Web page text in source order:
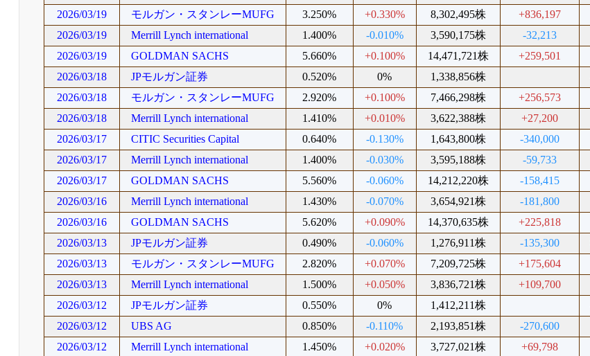
2026/03/19
モルガン・スタンレーMUFG 3.250% +0.330% 8,302,495株
+836,197
2026/03/19
Merrill Lynch international 1.400% -0.010% 3,590,175株
-32,213
2026/03/19
GOLDMAN SACHS 5.660% +0.100% 14,471,721株
+259,501
2026/03/18
JPモルガン証券 0.520% 0% 1,338,856株
2026/03/18
モルガン・スタンレーMUFG 2.920% +0.100% 7,466,298株
+256,573
2026/03/18
Merrill Lynch international 1.410% +0.010% 3,622,388株
+27,200
2026/03/17
CITIC Securities Capital 0.640% -0.130% 1,643,800株
-340,000
2026/03/17
Merrill Lynch international 1.400% -0.030% 3,595,188株
-59,733
2026/03/17
GOLDMAN SACHS 5.560% -0.060% 14,212,220株
-158,415
2026/03/16
Merrill Lynch international 1.430% -0.070% 3,654,921株
-181,800
2026/03/16
GOLDMAN SACHS 5.620% +0.090% 14,370,635株
+225,818
2026/03/13
JPモルガン証券 0.490% -0.060% 1,276,911株 -135,300
2026/03/13
モルガン・スタンレーMUFG 2.820% +0.070% 7,209,725株
+175,604
2026/03/13
Merrill Lynch international 1.500% +0.050% 3,836,721株
+109,700
2026/03/12
JPモルガン証券 0.550% 0% 1,412,211株
2026/03/12
UBS AG 0.850% -0.110% 2,193,851株
-270,600
2026/03/12
Merrill Lynch international 1.450% +0.020% 3,727,021株
+69,798